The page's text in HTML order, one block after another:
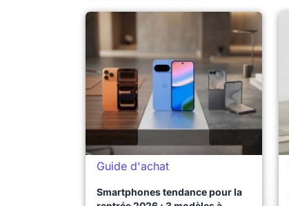
Guide d'achat
Smartphones tendance pour la